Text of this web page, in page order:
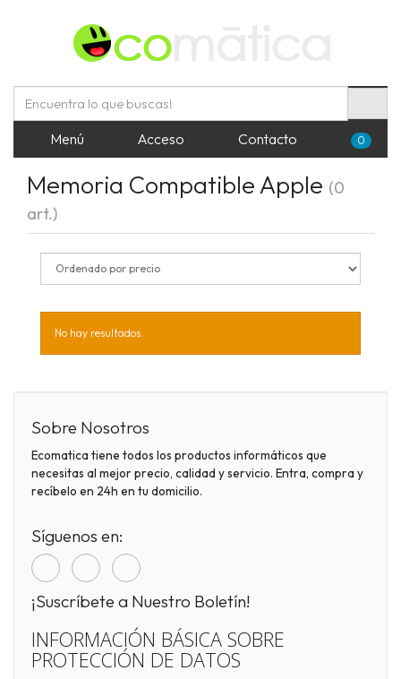
Menú Acceso Contacto 0
Memoria Compatible Apple (0
art.)
No hay resultados.
Sobre Nosotros
Ecomatica tiene todos los productos informáticos que
necesitas al mejor precio, calidad y servicio. Entra, compra y
recíbelo en 24h en tu domicilio.
Síguenos en:
¡Suscríbete a Nuestro Boletín!
INFORMACIÓN BÁSICA SOBRE
PROTECCIÓN DE DATOS